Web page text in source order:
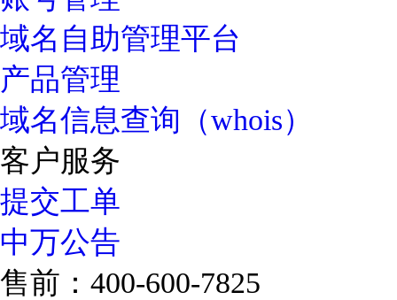
域名自助管理平台
产品管理
域名信息查询（whois）
客户服务
提交工单
中万公告
售前：400-600-7825